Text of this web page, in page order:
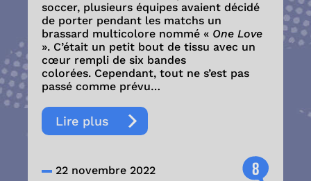
soccer, plusieurs équipes avaient décidé
de porter pendant les matchs un
brassard multicolore nommé « One Love
». C’était un petit bout de tissu avec un
cœur rempli de six bandes
colorées. Cependant, tout ne s’est pas
passé comme prévu…
Lire plus
22 novembre 2022 8